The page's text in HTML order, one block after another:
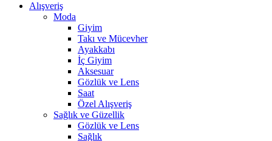
Alışveriş
Moda
Giyim
Takı ve Mücevher
Ayakkabı
İç Giyim
Aksesuar
Gözlük ve Lens
Saat
Özel Alışveriş
Sağlık ve Güzellik
Gözlük ve Lens
Sağlık